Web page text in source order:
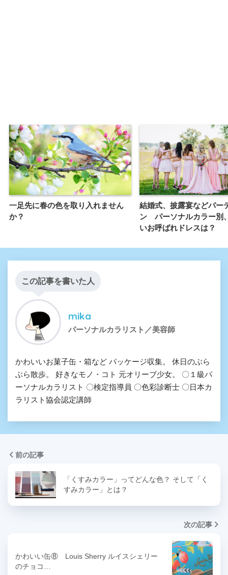
一足先に春の色を取り入れません
か？
結婚式、披露宴などパー
ン パーソナルカラー別
いお呼ばれドレスは？
この記事を書いた人
mika
パーソナルカラリスト／美容師
かわいいお菓子缶・箱など パッケージ収集。 休日のぶら
ぶら散歩。 好きなモノ・コト 元オリーブ少女。 〇１級パ
ーソナルカラリスト 〇検定指導員 〇色彩診断士 〇日本カ
ラリスト協会認定講師
前の記事
「くすみカラー」ってどんな色？ そして「く
すみカラー」とは？
次の記事
かわいい缶⑧ Louis Sherry ルイスシェリー
のチョコ…